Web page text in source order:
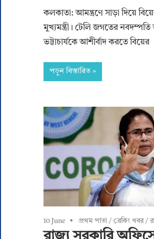
কলকাতা: আমন্ত্রণে সাড়া দিয়ে
মুখ্যমন্ত্রী। টেলি জগতের নবদম্পতি
ভট্টাচার্যকে আশীর্বাদ করতে বিয়ের
পড়ুন বিস্তারিত
10 June প্রথম পাতা / ব্রেকিং খবর/